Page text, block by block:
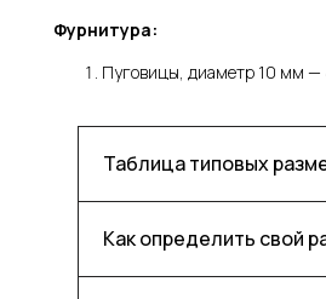
Фурнитура:
Пуговицы, диаметр 10 мм —
Таблица типовых
Как определить свой